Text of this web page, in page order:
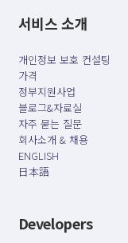
서비스 소개
개인정보 보호 컨설팅
가격
정부지원사업
블로그&자료실
자주 묻는 질문
회사소개 & 채용
ENGLISH
日本語
Developers